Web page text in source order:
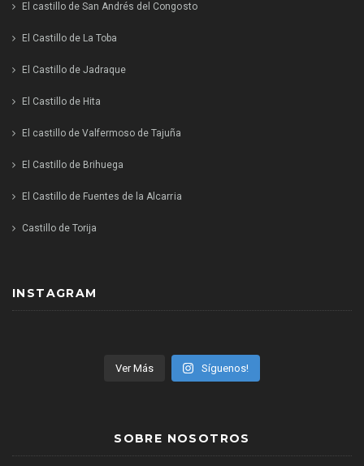
El castillo de San Andrés del Congosto
El Castillo de La Toba
El Castillo de Jadraque
El Castillo de Hita
El castillo de Valfermoso de Tajuña
El Castillo de Brihuega
El Castillo de Fuentes de la Alcarria
Castillo de Torija
INSTAGRAM
Ver Más Síguenos!
SOBRE NOSOTROS